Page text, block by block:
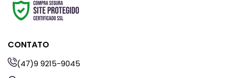
CONTATO
(47)9 9215-9045